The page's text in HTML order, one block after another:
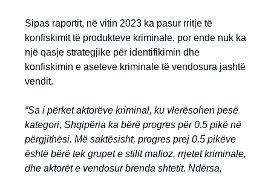
Sipas raportit, në vitin 2023 ka pasur rritje të
konfiskimit të produkteve kriminale, por ende nuk ka
një qasje strategjike për identifikimin dhe
konfiskimin e aseteve kriminale të vendosura jashtë
vendit.
“Sa i përket aktorëve kriminal, ku vlerësohen pesë
kategori, Shqipëria ka bërë progres për 0.5 pikë në
përgjithësi. Më saktësisht, progres prej 0.5 pikëve
është bërë tek grupet e stilit mafioz, rrjetet kriminale,
dhe aktorët e vendosur brenda shtetit. Ndërsa,